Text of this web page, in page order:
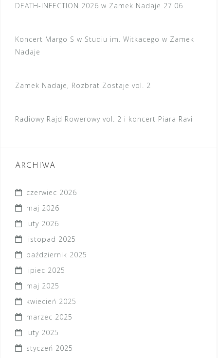
DEATH-INFECTION 2026 w Zamek Nadaje 27.06
Koncert Margo S w Studiu im. Witkacego w Zamek
Nadaje
Zamek Nadaje, Rozbrat Zostaje vol. 2
Radiowy Rajd Rowerowy vol. 2 i koncert Piara Ravi
ARCHIWA
czerwiec 2026
maj 2026
luty 2026
listopad 2025
październik 2025
lipiec 2025
maj 2025
kwiecień 2025
marzec 2025
luty 2025
styczeń 2025